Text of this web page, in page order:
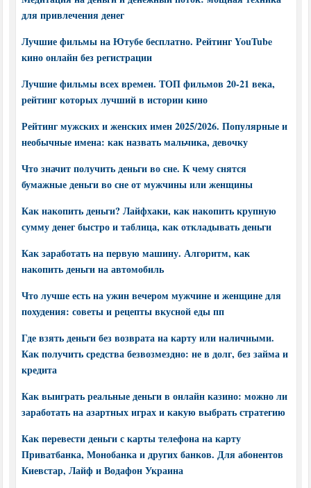
для привлечения денег
Лучшие фильмы на Ютубе бесплатно. Рейтинг YouTube
кино онлайн без регистрации
Лучшие фильмы всех времен. ТОП фильмов 20-21 века,
рейтинг которых лучший в истории кино
Рейтинг мужских и женских имен 2025/2026. Популярные и
необычные имена: как назвать мальчика, девочку
Что значит получить деньги во сне. К чему снятся
бумажные деньги во сне от мужчины или женщины
Как накопить деньги? Лайфхаки, как накопить крупную
сумму денег быстро и таблица, как откладывать деньги
Как заработать на первую машину. Алгоритм, как
накопить деньги на автомобиль
Что лучше есть на ужин вечером мужчине и женщине для
похудения: советы и рецепты вкусной еды пп
Где взять деньги без возврата на карту или наличными.
Как получить средства безвозмездно: не в долг, без займа и
кредита
Как выиграть реальные деньги в онлайн казино: можно ли
заработать на азартных играх и какую выбрать стратегию
Как перевести деньги с карты телефона на карту
Приватбанка, Монобанка и других банков. Для абонентов
Киевстар, Лайф и Водафон Украина